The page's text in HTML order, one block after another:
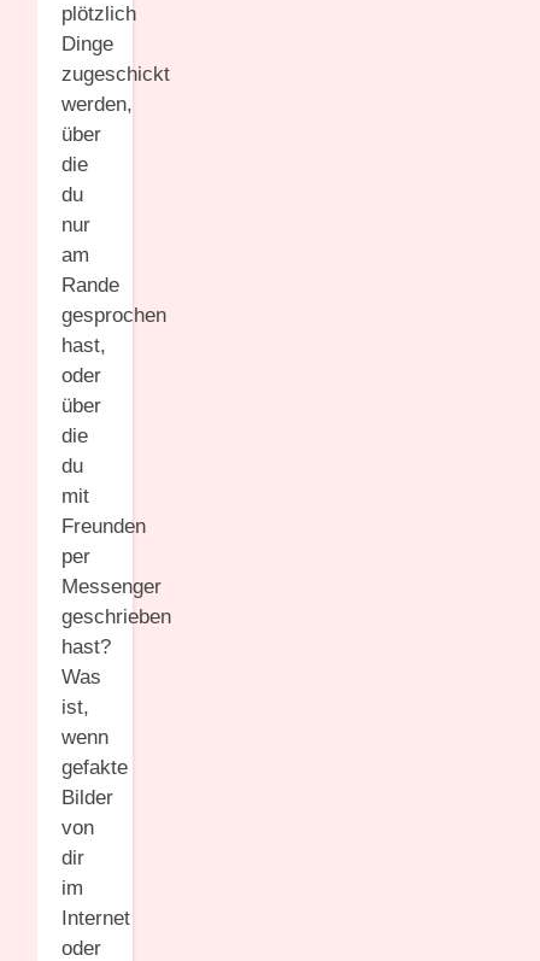
plötzlich
Dinge
zugeschickt
werden,
über
die
du
nur
am
Rande
gesprochen
hast,
oder
über
die
du
mit
Freunden
per
Messenger
geschrieben
hast?
Was
ist,
wenn
gefakte
Bilder
von
dir
im
Internet
oder